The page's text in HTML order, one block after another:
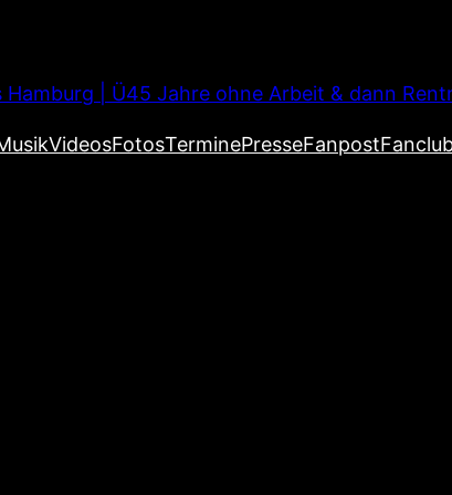
| Ü45 Jahre ohne Arbeit & dann
VideosFotosTerminePresseFanpost